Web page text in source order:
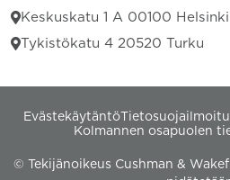
Keskuskatu 1 A 00100 Helsinki
Tykistökatu 4 20520 Turku
Evästekäytäntö
Kolmannen osapuolen
© Tekijänoikeus Cushman &